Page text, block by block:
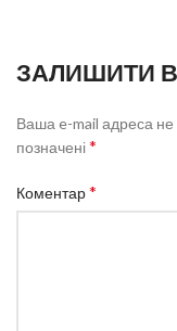
ЗАЛИШИТИ
Ваша e-mail адреса
позначені*
Коментар*